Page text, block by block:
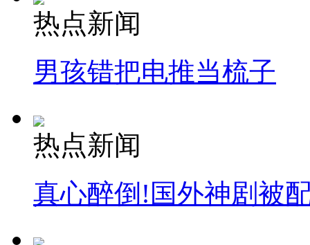
热点新闻
男孩错把电推当梳子
热点新闻
真心醉倒!国外神剧被